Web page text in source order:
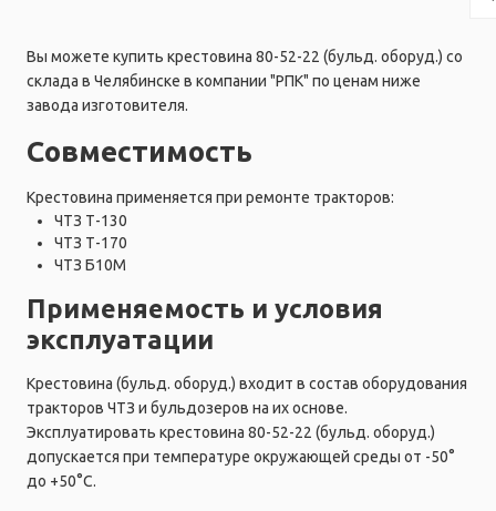
Вы можете купить крестовина 80-52-22 (бульд. оборуд.) со
склада в Челябинске в компании "РПК" по ценам ниже
завода изготовителя.
Совместимость
Крестовина применяется при ремонте тракторов:
ЧТЗ Т-130
ЧТЗ Т-170
ЧТЗ Б10М
Применяемость и условия
эксплуатации
Крестовина (бульд. оборуд.) входит в состав оборудования
тракторов ЧТЗ и бульдозеров на их основе.
Эксплуатировать крестовина 80-52-22 (бульд. оборуд.)
допускается при температуре окружающей среды от -50°
до +50°C.